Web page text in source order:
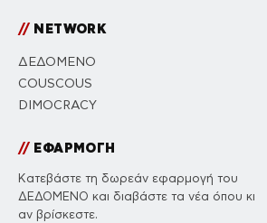
//NETWORK
ΔΕΔΟΜΕΝΟ
COUSCOUS
DIMOCRACY
//ΕΦΑΡΜΟΓΗ
Κατεβάστε τη δωρεάν εφαρμογή του
ΔΕΔΟΜΕΝΟ και διαβάστε τα νέα όπου κι
αν βρίσκεστε.